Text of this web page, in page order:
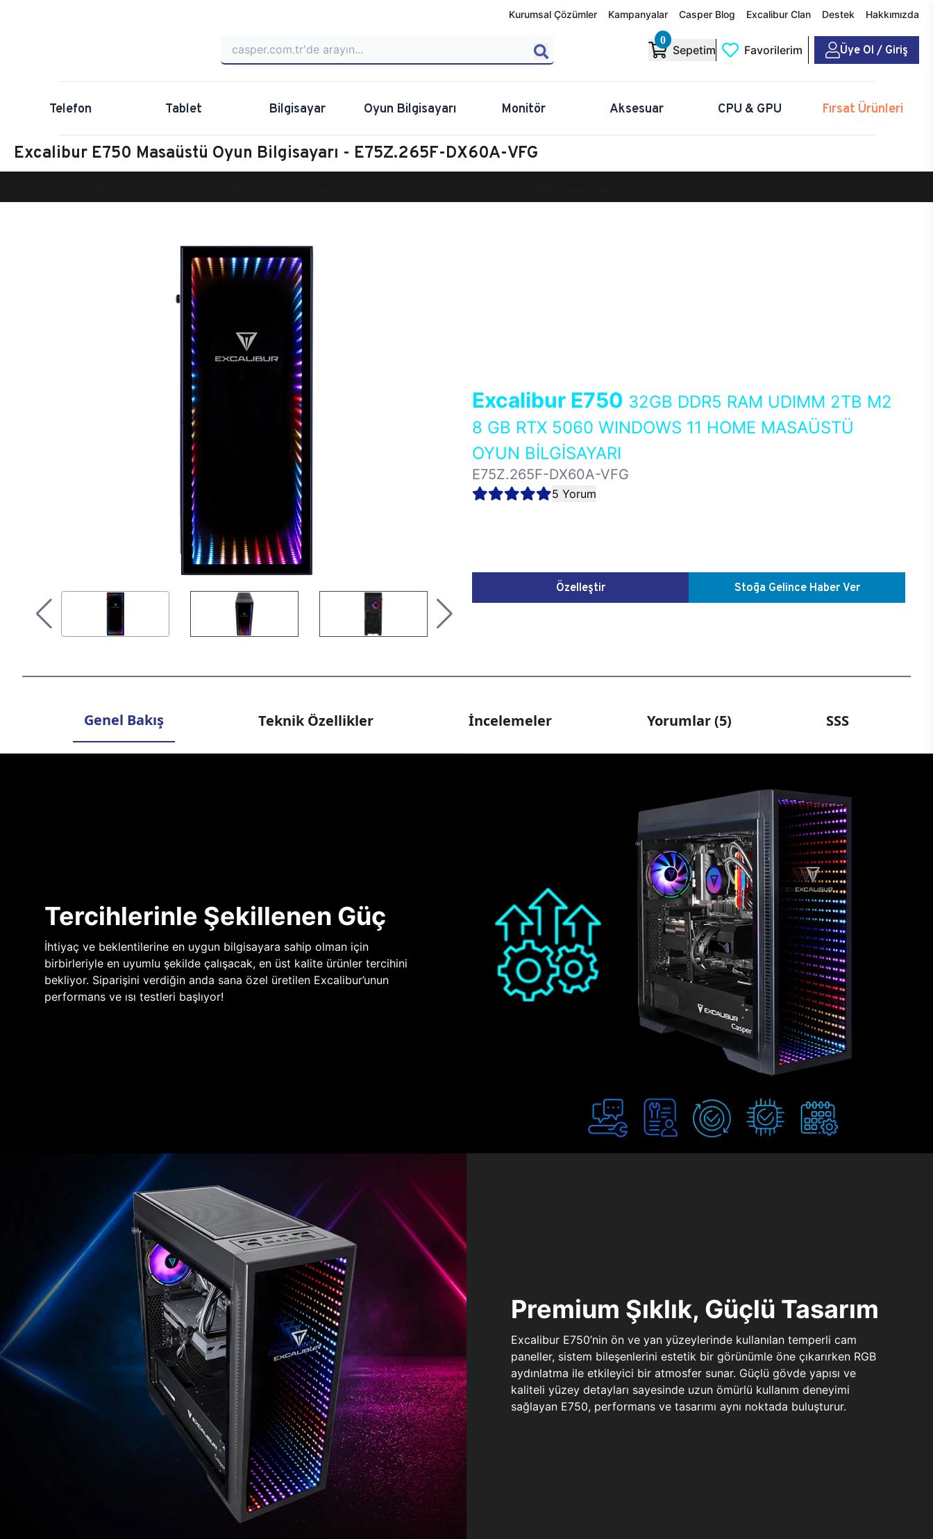
Kurumsal Çözümler Kampanyalar Casper Blog Excalibur Clan Destek Hakkımızda
0
Sepetim Favorilerim Üye Ol / Giriş
Telefon Tablet Bilgisayar Oyun Bilgisayarı Monitör Aksesuar CPU & GPU Fırsat Ürünleri
Excalibur E750 Masaüstü Oyun Bilgisayarı - E75Z.265F-DX60A-VFG
Excalibur E750 32GB DDR5 RAM UDIMM 2TB M2
8 GB RTX 5060 WINDOWS 11 HOME MASAÜSTÜ
OYUN BİLGİSAYARI
E75Z.265F-DX60A-VFG
5 Yorum
Özelleştir Stoğa Gelince Haber Ver
Genel Bakış Teknik Özellikler İncelemeler Yorumlar (5) SSS
Tercihlerinle Şekillenen Güç
İhtiyaç ve beklentilerine en uygun bilgisayara sahip olman için
birbirleriyle en uyumlu şekilde çalışacak, en üst kalite ürünler tercihini
bekliyor. Siparişini verdiğin anda sana özel üretilen Excalibur’unun
performans ve ısı testleri başlıyor!
Premium Şıklık, Güçlü Tasarım
Excalibur E750’nin ön ve yan yüzeylerinde kullanılan temperli cam
paneller, sistem bileşenlerini estetik bir görünümle öne çıkarırken RGB
aydınlatma ile etkileyici bir atmosfer sunar. Güçlü gövde yapısı ve
kaliteli yüzey detayları sayesinde uzun ömürlü kullanım deneyimi
sağlayan E750, performans ve tasarımı aynı noktada buluşturur.